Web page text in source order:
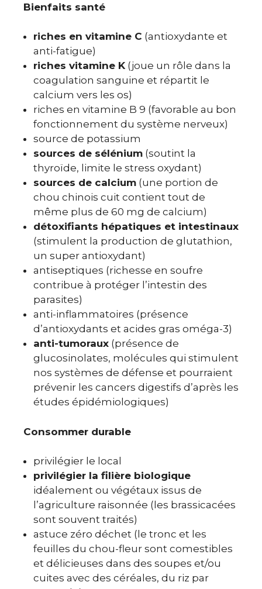
Bienfaits santé
riches en vitamine C (antioxydante et
anti-fatigue)
riches vitamine K(joue un rôle dans la
coagulation sanguine et répartit le
calcium vers les os)
riches en vitamine B 9 (favorable au bon
fonctionnement du système nerveux)
source de potassium
sources de sélénium (soutint la
thyroïde, limite le stress oxydant)
sources de calcium (une portion de
chou chinois cuit contient tout de
même plus de 60 mg de calcium)
détoxifiants hépatiques et intestinaux
(stimulent la production de glutathion,
un super antioxydant)
antiseptiques (richesse en soufre
contribue à protéger l’intestin des
parasites)
anti-inflammatoires (présence
d’antioxydants et acides gras oméga-3)
anti-tumoraux (présence de
glucosinolates, molécules qui stimulent
nos systèmes de défense et pourraient
prévenir les cancers digestifs d’après les
études épidémiologiques)
Consommer durable
privilégier le local
privilégier la filière biologique
idéalement ou végétaux issus de
l’agriculture raisonnée (les brassicacées
sont souvent traités)
astuce zéro déchet (le tronc et les
feuilles du chou-fleur sont comestibles
et délicieuses dans des soupes et/ou
cuites avec des céréales, du riz par